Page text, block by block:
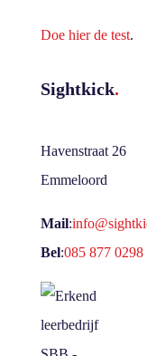
Doe hier de test.
Sightkick.
Havenstraat 26
Emmeloord
Mail:
Bel:085 877 0298